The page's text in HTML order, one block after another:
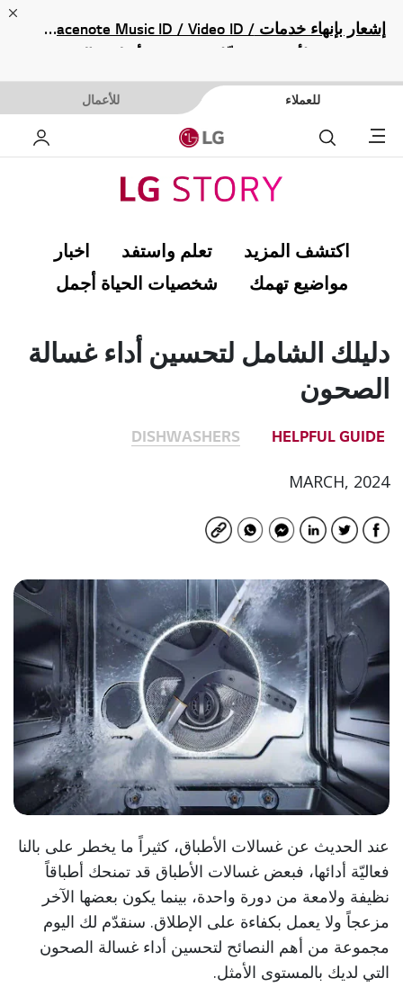
إشعار بإنهاء خدمات Gracenote Music ID / Video ID /
eyeQ EPG لأجهزة مشغّل Blu-ray وأنظمة المسرح
المنزلي Blu-ray، حيث لن تكون متاحة بعد الآن.
للعملاء للأعمال
Menu
اكتشف المزيد تعلم واستفد
اخبار
مواضيع تهمك
شخصيات الحياة أجمل
دليلك الشامل لتحسين أداء غسالة
الصحون
HELPFUL GUIDE
DISHWASHERS
MARCH, 2024
عند الحديث عن غسالات الأطباق، كثيراً ما يخطر على بالنا
فعاليّة أدائها، فبعض غسالات الأطباق قد تمنحك أطباقاً
نظيفة ولامعة من دورة واحدة، بينما يكون بعضها الآخر
مزعجاً ولا يعمل بكفاءة على الإطلاق. سنقدّم لك اليوم
مجموعة من أهم النصائح لتحسين أداء غسالة الصحون
التي لديك بالمستوى الأمثل.